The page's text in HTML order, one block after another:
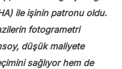
ile işinin patronu oldu.
fotogrametri
düşük maliyete
sağlıyor hem de